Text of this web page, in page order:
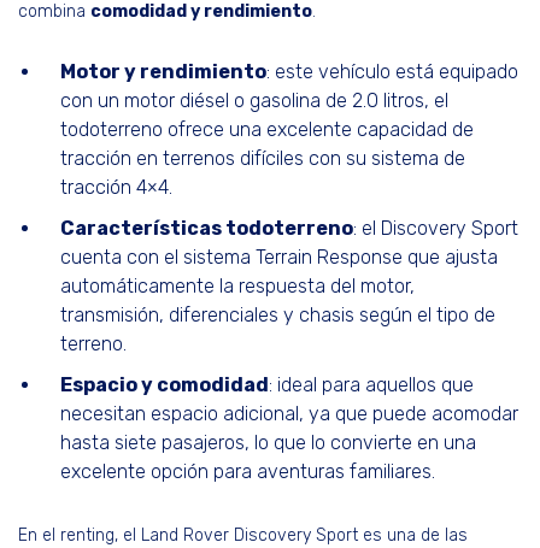
combina comodidad y rendimiento.
Motor y rendimiento: este vehículo está equipado
con un motor diésel o gasolina de 2.0 litros, el
todoterreno ofrece una excelente capacidad de
tracción en terrenos difíciles con su sistema de
tracción 4×4.
Características todoterreno: el Discovery Sport
cuenta con el sistema Terrain Response que ajusta
automáticamente la respuesta del motor,
transmisión, diferenciales y chasis según el tipo de
terreno.
Espacio y comodidad : ideal para aquellos que
necesitan espacio adicional, ya que puede acomodar
hasta siete pasajeros, lo que lo convierte en una
excelente opción para aventuras familiares.
En el renting, el Land Rover Discovery Sport es una de las